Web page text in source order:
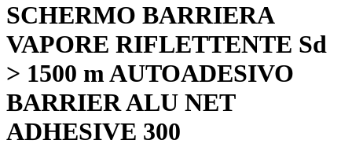
SCHERMO BARRIERA
VAPORE RIFLETTENTE Sd
> 1500 m AUTOADESIVO
BARRIER ALU NET
ADHESIVE 300